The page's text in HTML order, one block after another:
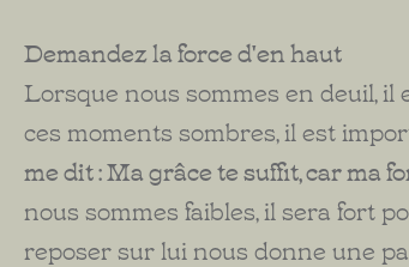
Demandez la force d'en haut
Lorsque nous sommes en deuil,
ces moments sombres, il est
me dit : Ma grâce te suffit, car ma
nous sommes faibles, il sera fort
reposer sur lui nous donne une